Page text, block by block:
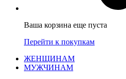
Ваша корзина еще пуста
Перейти к покупкам
ЖЕНЩИНАМ
МУЖЧИНАМ